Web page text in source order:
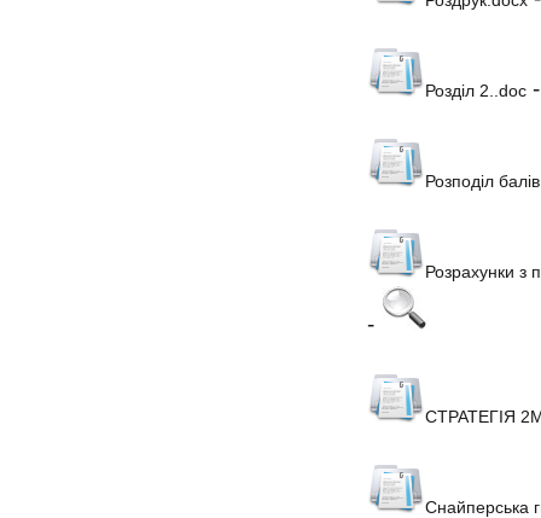
Розділ 2..doc
Розподіл
Розрахунки з
-
СТРАТЕГІЯ
Снайперська